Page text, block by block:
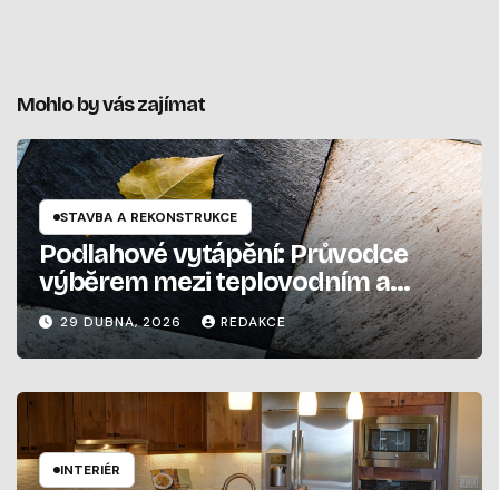
Mohlo by vás zajímat
STAVBA A REKONSTRUKCE
Podlahové vytápění: Průvodce
výběrem mezi teplovodním a
elektrickým systémem
29 DUBNA, 2026 REDAKCE
INTERIÉR